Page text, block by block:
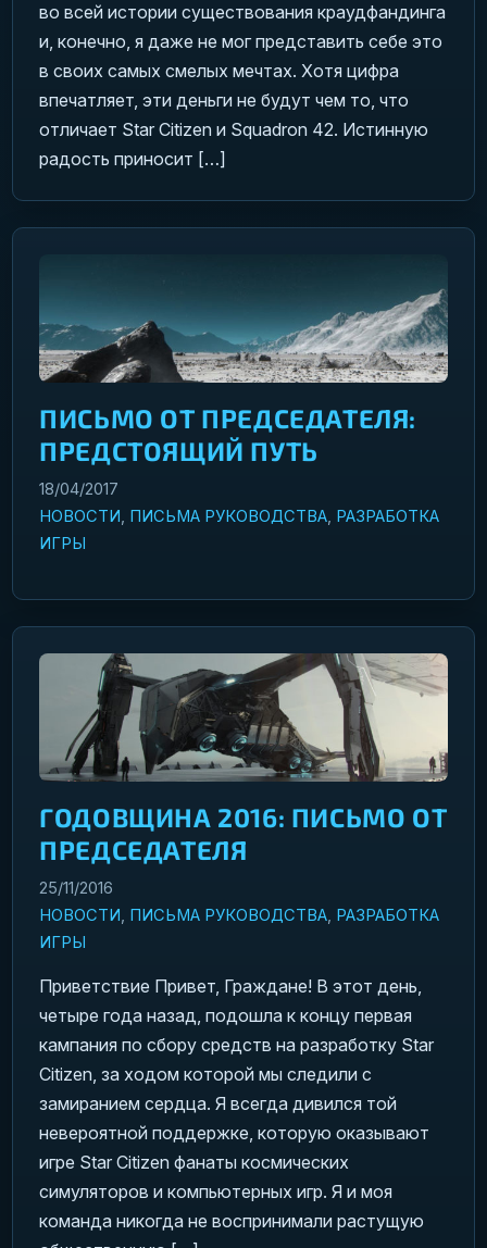
во всей истории существования краудфандинга
и, конечно, я даже не мог представить себе это
в своих самых смелых мечтах. Хотя цифра
впечатляет, эти деньги не будут чем то, что
отличает Star Citizen и Squadron 42. Истинную
радость приносит […]
ПИСЬМО ОТ ПРЕДСЕДАТЕЛЯ:
ПРЕДСТОЯЩИЙ ПУТЬ
18/04/2017
НОВОСТИ, ПИСЬМА РУКОВОДСТВА, РАЗРАБОТКА
ИГРЫ
ГОДОВЩИНА 2016: ПИСЬМО ОТ
ПРЕДСЕДАТЕЛЯ
25/11/2016
НОВОСТИ, ПИСЬМА РУКОВОДСТВА, РАЗРАБОТКА
ИГРЫ
Приветствие Привет, Граждане! В этот день,
четыре года назад, подошла к концу первая
кампания по сбору средств на разработку Star
Citizen, за ходом которой мы следили с
замиранием сердца. Я всегда дивился той
невероятной поддержке, которую оказывают
игре Star Citizen фанаты космических
симуляторов и компьютерных игр. Я и моя
команда никогда не воспринимали растущую